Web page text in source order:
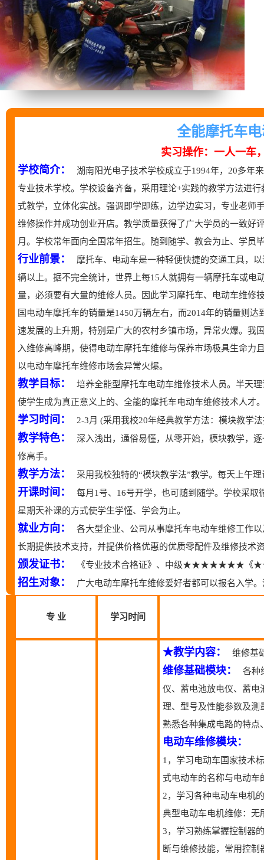
全能摩托车
实习操作：一人一车
学校简介：
湖南阳光电子技术学校成立于1994年，20多年
专业技术学校。学校设备齐备，采用理论+实践的教学方法进
式教学，立体化实战。强调即学即练，边学边实习，专业老师
维修操作并成功创业开店。教学质量获得了广大学员的一致好
月。学校常年面向全国常年招生。随到随学、教会为止、学员
行业前景：
摩托车、电动车是一种轻便快捷的交通工具，
辆以上。据不完全统计，世界上每15人就拥有一辆摩托车或
量，必须要有大量的维修人员。因此学习摩托车、电动车维修
国电动车摩托车的销量是1450万辆左右，而2014年的销量则
速发展的上升期，特别是广大的农村乡镇市场，异常火爆。我
入维修高峰期，使得电动车摩托车维修与保养市场极具生命
以电动车摩托车维修市场会异常火爆。
教学目标：
培养全能型摩托车电动车维修技术人员。半天
使学生成为真正意义上的、全能的摩托车电动车维修技术人才
学习时间： 2-3月 (采用我校20年经典教学方法：模块教学
教学特色：
深入浅出，通俗易懂，从零开始，模块教学，
修高手。
教学方法： 采用我校独特的“模块教学法”教学。每天上午
开课时间：
每月1号、16号开学，也可随到随学。学校采
星期天补课的方式使学生学懂、学会为止。
就业方向：
各大型企业、公司从事摩托车电动车维修工作
长期提供技术支持，并提供价格优惠的优质零配件及维修技术
颁发证书： 《专业技术合格证》、中级★★★★★★★
招生对象： 广大电动车摩托车维修爱好者都可以报名入学
专 业 学习时间
★教学内容： 维修基
维修基础模块：
各种
仪、蓄电池放电仪、蓄电
理、型号及性能参数及测
熟悉各种集成电路的特点
电动车维修模块：
1，学习电动车国家技术
式电动车的名称与电动车
2，学习各种电动车电机
典型电动车电机维修：无
3，学习熟练掌握控制器
断与维修技能，常用控制